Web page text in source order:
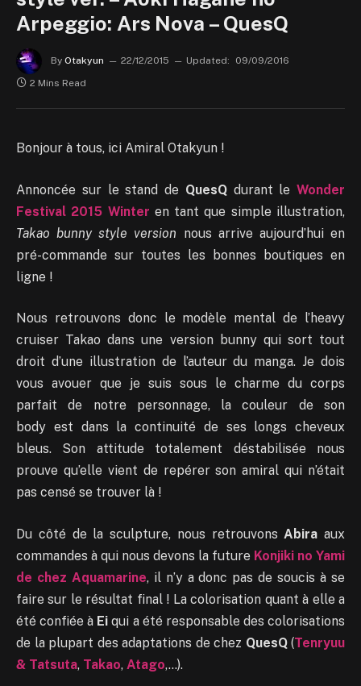
Arpeggio: Ars Nova – QuesQ
By Otakyun 22/12/2015 Updated:
09/09/2016
2 Mins Read
Bonjour à tous, ici Amiral Otakyun !
Annoncée sur le stand de QuesQdurant le Wonder
Festival 2015 Winter en tant que simple illustration,
Takao bunny style version nous arrive aujourd’hui en
pré-commande sur toutes les bonnes boutiques en
ligne !
Nous retrouvons donc le modèle mental de l’heavy
cruiser Takao dans une version bunny qui sort tout
droit d’une illustration de l’auteur du manga. Je dois
vous avouer que je suis sous le charme du corps
parfait de notre personnage, la couleur de son
body est dans la continuité de ses longs cheveux
bleus. Son attitude totalement déstabilisée nous
prouve qu’elle vient de repérer son amiral qui n’était
pas censé se trouver là !
Du côté de la sculpture, nous retrouvons Abira aux
commandes à qui nous devons la future Konjiki no Yami
de chez Aquamarine, il n’y a donc pas de soucis à se
faire sur le résultat final ! La colorisation quant à elle a
été confiée à Ei qui a été responsable des colorisations
de la plupart des adaptations de chez QuesQ(Tenryuu
& Tatsuta, Takao, Atago,…).